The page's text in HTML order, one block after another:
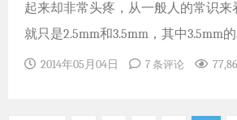
起来却非常头疼，从一般人的常识
就只是2.5mm和3.5mm，其中3.5mm
2014年05月04日 7 条评论